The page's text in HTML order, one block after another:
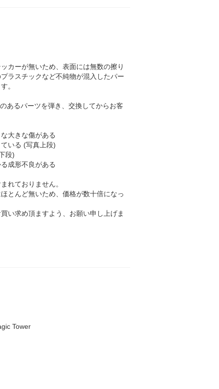
カーが無いため、表面には無数の擦り
ラスチックなど不純物が混入したパー
。
あるパーツを弾き、交換してからお客
大きな傷がある
いる (写真上段)
段)
成形不良がある
れておりません。
とんど無いため、価格が数十倍になっ
い求め頂ますよう、お願い申し上げま
Tower